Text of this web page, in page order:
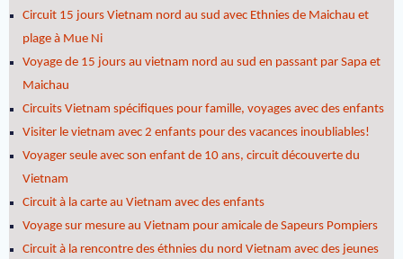
Circuit 15 jours Vietnam nord au sud avec Ethnies de Maichau et
plage à Mue Ni
Voyage de 15 jours au vietnam nord au sud en passant par Sapa et
Maichau
Circuits Vietnam spécifiques pour famille, voyages avec des enfants
Visiter le vietnam avec 2 enfants pour des vacances inoubliables!
Voyager seule avec son enfant de 10 ans, circuit découverte du
Vietnam
Circuit à la carte au Vietnam avec des enfants
Voyage sur mesure au Vietnam pour amicale de Sapeurs Pompiers
Circuit à la rencontre des éthnies du nord Vietnam avec des jeunes